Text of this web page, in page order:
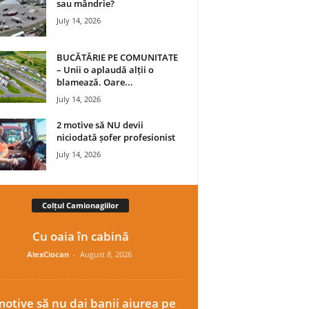
sau mândrie?
July 14, 2026
BUCĂTĂRIE PE COMUNITATE
– Unii o aplaudă alții o
blamează. Oare...
July 14, 2026
2 motive să NU devii
niciodată șofer profesionist
July 14, 2026
Colțul Camionagiilor
Cu oaia în cabină
AlexCiocan - August 8, 2026
să nu dai banii aiurea pe